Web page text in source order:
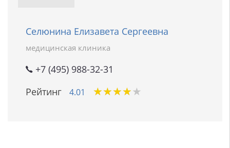
Селюнина Елизавета Сергеевна
медицинская клиника
+7 (495) 988-32-31
Рейтинг
4.01 ★★★★★
★★★★★